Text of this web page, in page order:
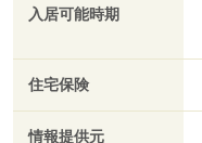
入居可能時期
住宅保険
情報提供元